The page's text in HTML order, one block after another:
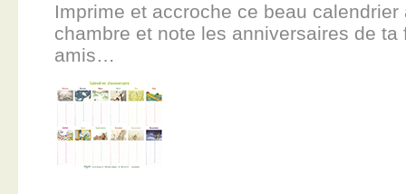
Imprime et accroche ce beau calendrier
chambre et note les anniversaires de ta
amis…